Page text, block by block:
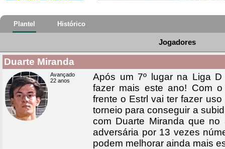
Plantel Histórico
Jogadores
Duarte Miranda
Avançado
22 anos
Após um 7º lugar na Liga
fazer mais este ano! Com
frente o Estrl vai ter fazer
torneio para conseguir a
com Duarte Miranda que
adversária por 13 vezes
podem melhorar ainda mais